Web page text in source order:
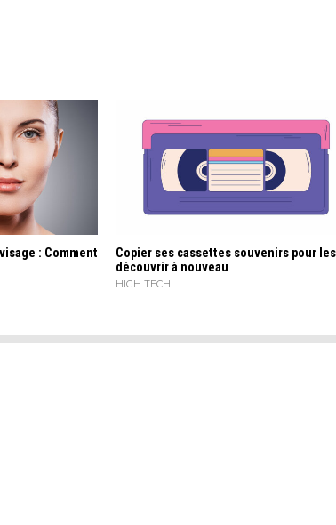
: Comment
Copier ses cassettes souvenirs pour les
découvrir à nouveau
HIGH TECH